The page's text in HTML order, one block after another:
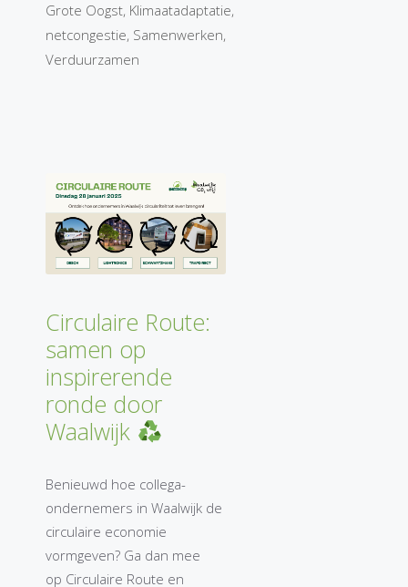
Grote Oogst, Klimaatadaptatie,
netcongestie, Samenwerken,
Verduurzamen
Circulaire Route:
samen op
inspirerende
ronde door
Waalwijk
Benieuwd hoe collega-
ondernemers in Waalwijk de
circulaire economie
vormgeven? Ga dan mee
op Circulaire Route en